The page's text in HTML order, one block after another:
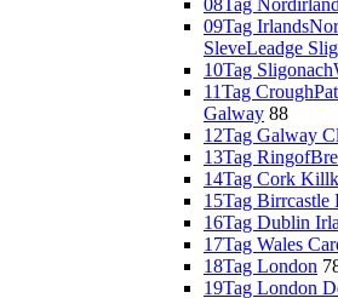
08Tag Nordirland
09Tag
SleveLeadge
10Tag
11Tag
Galway 88
12Tag Galway
13Tag
14Tag Cork
15Tag Birrcastle
16Tag Dublin
17Tag Wales
18Tag London
19Tag London